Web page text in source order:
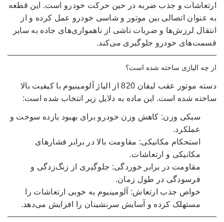
ارتعاشات و جذب ضربه در حین حرکت خودرو است. این قطعه
به عنوان اتصالی بین موتور و شاسی خودرو عمل کرده و از
انتقال لرزش‌ها و ضربات ناشی از ناهمواری‌های جاده به سایر
قسمت‌های خودرو جلوگیری می‌کند.
از چه الیاژی ساخته شده است؟
دسته موتور عقب لیفان 820 از الیاژ آلومینیوم با کیفیت بالا
ساخته شده است. این ماده به دلایل زیر انتخاب شده است:
سبکی وزن: کاهش وزن خودرو برای بهبود بازده سوخت و
عملکرد.
استحکام مکانیکی: مقاومت بالا در برابر فشارهای
مکانیکی و ارتعاشات.
مقاومت در برابر خوردگی: جلوگیری از زنگ‌زدگی و
فرسودگی در طول زمان.
خواص جذب ارتعاش:
آلومینیوم به خوبی ارتعاشات را
مستهلک کرده و آسایش سرنشینان را افزایش می‌دهد.